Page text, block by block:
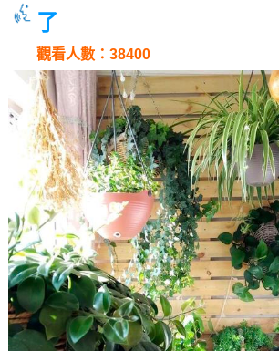
了
觀看人數：38400